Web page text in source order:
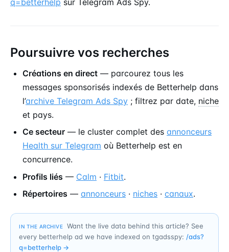
Poursuivre vos recherches
Créations en direct — parcourez tous les
messages sponsorisés indexés de Betterhelp dans
l’archive Telegram Ads Spy ; filtrez par date, niche
et pays.
Ce secteur — le cluster complet des annonceurs
Health sur Telegram où Betterhelp est en
concurrence.
Profils liés — Calm · Fitbit.
Répertoires — annonceurs · niches · canaux.
IN THE ARCHIVE
Want the live data behind this article? See
every betterhelp ad we have indexed on tgadsspy: /ads?
q=betterhelp →